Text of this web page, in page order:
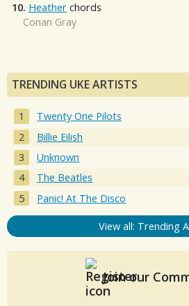
10. Heather chords
Conan Gray
TRENDING UKE ARTISTS
Twenty One Pilots
Billie Eilish
Unknown
The Beatles
Panic! At The Disco
View all: Trending
Join our